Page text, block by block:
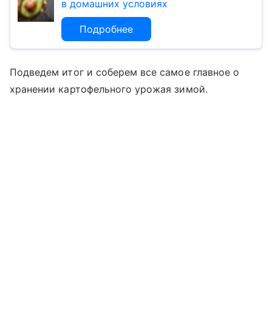
в домашних условиях
Подробнее
Подведем итог и соберем все самое главное о
хранении картофельного урожая зимой.